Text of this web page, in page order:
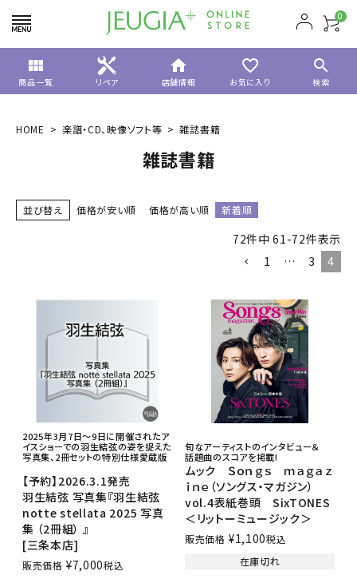
0
view_module
商品一覧 リペア
home
店舗情報
favorite_border
お気に入り
search
検索
HOME 楽譜・CD、映像ソフト等 雑誌書籍
雑誌書籍
並び替え 価格が安い順 価格が高い順 新着順
72件中 61-72件表示
1
… 3 4
2025年3月7日～9日に開催されたア
イスショーでの羽生結弦の姿を捉えた
写真集、2冊セットの特別仕様愛蔵版
【予約】2026.3.1発売
羽生結弦 写真集『羽生結弦
notte stellata 2025 写真
集 （2冊組） 』
[三条本店]
販売価格 ¥7,000税込
旬なアーティストのインタビュー＆
話題曲のスコアを掲載!
ムック Ｓｏｎｇｓ ｍａｇａｚ
ｉｎｅ（ソングス・マガジン）
vol.4表紙巻頭 SixTONES
＜リットーミュージック＞
販売価格 ¥1,100税込
在庫切れ